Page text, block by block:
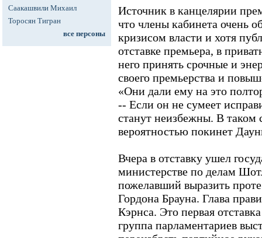
Саакашвили Михаил
Торосян Тигран
все персоны
Источник в канцелярии
что члены кабинета очень
кризисом власти и хотя
отставке премьера, в
него принять срочные и
своего премьерства и
«Они дали ему на это
-- Если он не сумеет
станут неизбежны. В таком
вероятностью покинет
Вчера в отставку ушел
министерстве по делам
пожелавший выразить
Гордона Брауна. Глава
Кэрнса. Это первая
группа парламентариев